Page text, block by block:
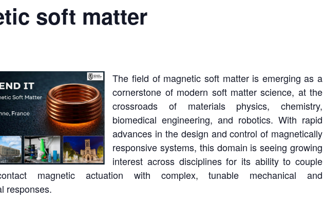
soft matter
The field of magnetic soft matter is emerging as a
cornerstone of modern soft matter science, at the
crossroads of materials physics, chemistry,
biomedical engineering, and robotics. With rapid
advances in the design and control of magnetically
responsive systems, this domain is seeing growing
interest across disciplines for its ability to couple
magnetic actuation with complex, tunable mechanical and
responses.